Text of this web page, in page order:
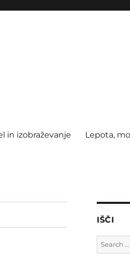
in izobraževanje Lepota,
IŠČI
Search
for: